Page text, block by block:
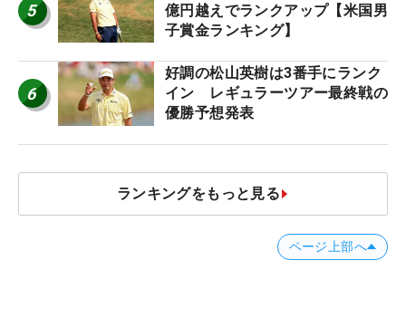
5
億円越えでランクアップ【米国男
子賞金ランキング】
6
好調の松山英樹は3番手にランク
イン レギュラーツアー最終戦の
優勝予想発表
ランキングをもっと見る
ページ上部へ